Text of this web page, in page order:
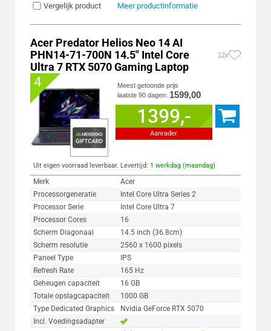
Vergelijk product Meer productinformatie
Acer Predator Helios Neo 14 AI
PHN14-71-700N 14.5" Intel Core
Ultra 7 RTX 5070 Gaming Laptop
12x
4
Meest getoonde prijs
laatste 90 dagen: 1599,00
1399,-
Aanrader
Uit eigen voorraad leverbaar. Levertijd: 1 werkdag (maandag)
Merk
Acer
Processorgeneratie
Intel Core Ultra Series 2
Processor Serie
Intel Core Ultra 7
Processor Cores
16
Scherm Diagonaal
14.5 inch (36.8cm)
Scherm resolutie
2560 x 1600 pixels
Paneel Type
IPS
Refresh Rate
165 Hz
Geheugen capaciteit
16 GB
Totale opslagcapaciteit
1000 GB
Type Dedicated Graphics
Nvidia GeForce RTX 5070
Incl. Voedingsadapter